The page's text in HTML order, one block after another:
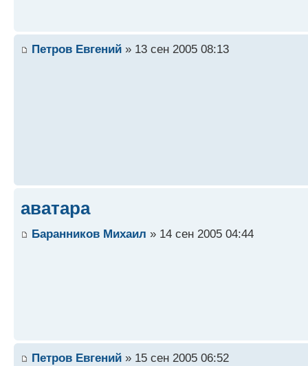
Петров Евгений » 13 сен 2005 08:13
аватара
Баранников Михаил » 14 сен 2005 04:44
Петров Евгений » 15 сен 2005 06:52